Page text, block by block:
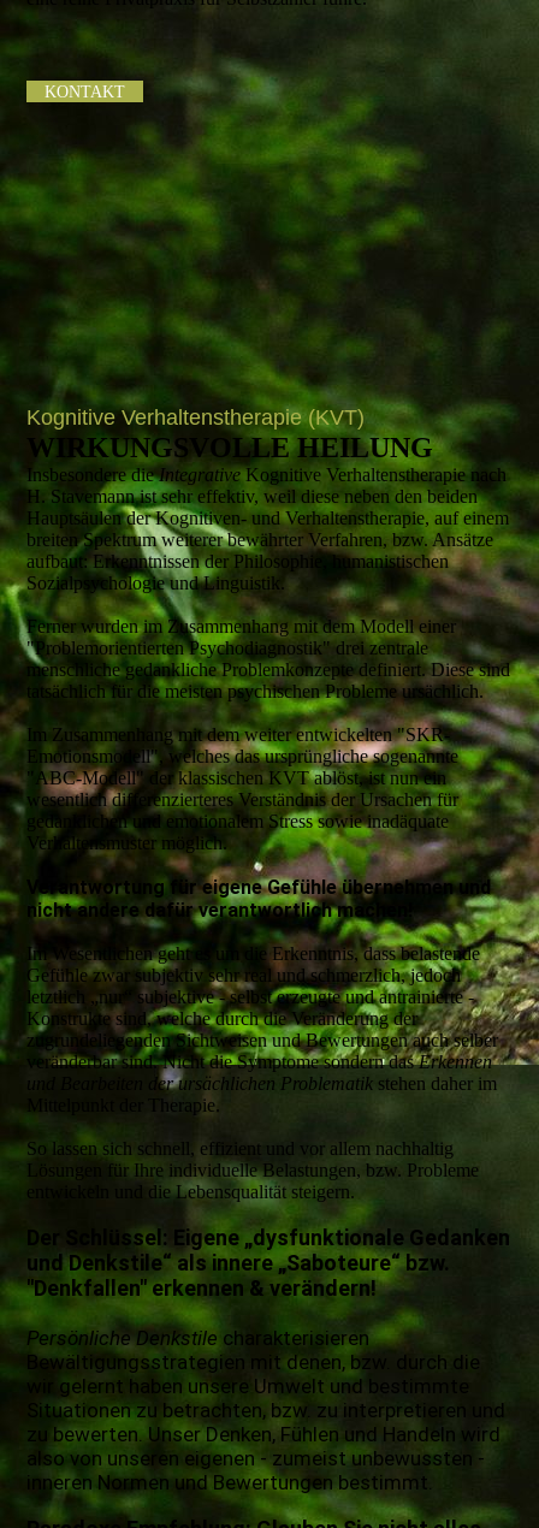
KONTAKT
Kognitive Verhaltenstherapie (KVT)
WIRKUNGSVOLLE HEILUNG
Insbesondere dieIntegrativeKognitive Verhaltenstherapie nach
H. Stavemann ist sehr effektiv, weil diese neben den beiden
Hauptsäulen der Kognitiven- und Verhaltenstherapie, auf einem
breiten Spektrum weiterer bewährter Verfahren, bzw. Ansätze
aufbaut: Erkenntnissen der Philosophie, humanistischen
Sozialpsychologie und Linguistik.
Ferner wurden im Zusammenhang mit dem Modell einer
"Problemorientierten Psychodiagnostik" drei zentrale
menschliche gedankliche Problemkonzepte definiert. Diese sind
tatsächlich für die meisten psychischen Probleme ursächlich.
Im Zusammenhang mit dem weiter entwickelten "SKR-
Emotionsmodell", welches das ursprüngliche sogenannte
"ABC-Modell" der klassischen KVT ablöst, ist nun ein
wesentlich differenzierteres Verständnis der Ursachen für
gedanklichen und emotionalem Stress sowie inadäquate
Verhaltensmuster möglich.
Verantwortung für eigene Gefühle übernehmen und
nicht andere dafür verantwortlich machen!
Im Wesentlichen geht es um die Erkenntnis, dass belastende
Gefühle zwar subjektiv sehr real und schmerzlich, jedoch
letztlich „nur“ subjektive - selbst erzeugte und antrainierte -
Konstrukte sind, welche durch die Veränderung der
zugrundeliegenden Sichtweisen und Bewertungen auch selber
veränderbar sind. Nicht die Symptome sondern dasErkennen
und Bearbeiten der ursächlichen Problematik stehen daher im
Mittelpunkt der Therapie.
So lassen sich schnell, effizient und vor allem nachhaltig
Lösungen für Ihre individuelle Belastungen, bzw. Probleme
entwickeln und die Lebensqualität steigern.
Der Schlüssel: Eigene „dysfunktionale Gedanken
und Denkstile“ als innere „Saboteure“ bzw.
"Denkfallen" erkennen & verändern!
Persönliche Denkstile charakterisieren
Bewältigungsstrategien mit denen, bzw. durch die
wir gelernt haben unsere Umwelt und bestimmte
Situationen zu betrachten, bzw. zu interpretieren und
zu bewerten. Unser Denken, Fühlen und Handeln wird
also von unseren eigenen - zumeist unbewussten -
inneren Normen und Bewertungen bestimmt.